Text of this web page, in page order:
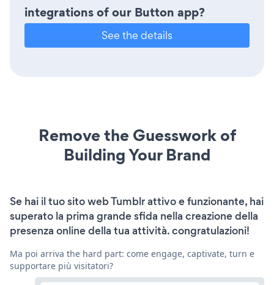
integrations of our Button app?
See the details
Remove the Guesswork of
Building Your Brand
Se hai il tuo sito web Tumblr attivo e funzionante, hai
superato la prima grande sfida nella creazione della
presenza online della tua attività. congratulazioni!
Ma poi arriva the hard part: come engage, captivate, turn e
supportare più visitatori?